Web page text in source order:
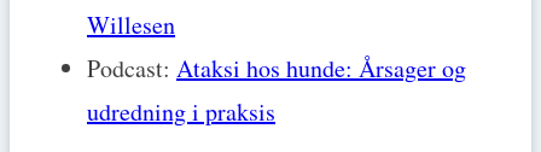
Willesen
Podcast: Ataksi hos hunde: Årsager og
udredning i praksis